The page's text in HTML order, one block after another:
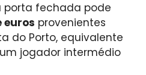
porta fechada pode
euros provenientes
do Porto, equivalente
jogador intermédio